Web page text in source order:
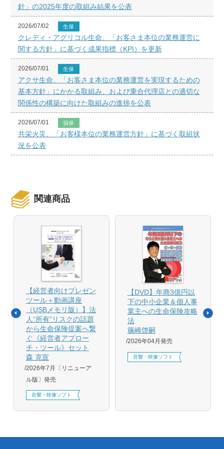
針」の2025年度の取組み結果を公表
2026/07/02 生保
クレディ・アグリコル生命、「お客さま本位の業務運営に
関する方針」に基づく成果指標（KPI）を更新
2026/07/01 生保
アクサ生命、「お客さま本位の業務運営を実現するための
基本方針」にかかる取組み、および乗合代理店との適切な
関係性の構築に向けた取組みの進捗を公表
2026/07/01 損保
共栄火災、「お客様本位の業務運営方針」に基づく取組状
況を公表
関連商品
【経営者向けプレゼン
ツール＋動画講座
（USBメモリ版）】法
人“所有”リスクの話題
から生命保険提案へ繋
ぐ《経営者アプロー
チ・ツール》セット
森 克宣
2026年7月〔リニューア
ル版〕発売
音響・映像ソフト
【DVD】年商3億円以
下の中小企業＆個人事
業主への生命保険攻略
法
篠崎啓嗣
2026年04月発売
音響・映像ソフト